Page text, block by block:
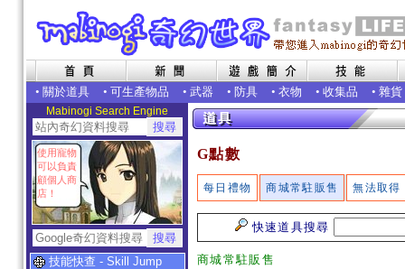
• 關於道具 • 可生產物品 • 武器 • 防具 • 衣物 • 收集品 • 雜貨
Mabinogi Search Engine
使用寵物
可以負責
顧個人商
店！
技能快查 - Skill Jump
G點數
每日禮物 商城常駐販售 無法取得
快速道具搜尋
商城常駐販售